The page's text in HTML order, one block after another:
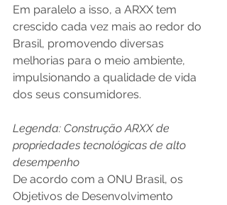
Em paralelo a isso, a ARXX tem
crescido cada vez mais ao redor do
Brasil, promovendo diversas
melhorias para o meio ambiente,
impulsionando a qualidade de vida
dos seus consumidores.
Legenda: Construção ARXX de
propriedades tecnológicas de alto
desempenho
De acordo com a ONU Brasil, os
Objetivos de Desenvolvimento